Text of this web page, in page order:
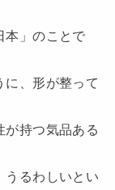
本」のことで
に、形が整って
が持つ気品ある
うるわしいとい